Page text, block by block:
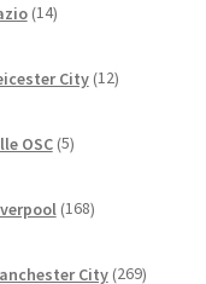
14izdelkov
City 12izdelkov
OSC 5izdelkov
168izdelkov
City 269